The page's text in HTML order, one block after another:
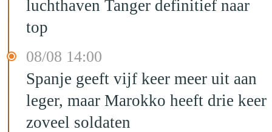
luchthaven Tanger definitief naar
top
08/08 14:00
Spanje geeft vijf keer meer uit aan
leger, maar Marokko heeft drie keer
zoveel soldaten